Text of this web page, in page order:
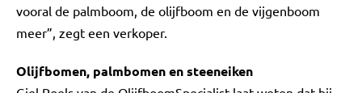
vooral de palmboom, de olijfboom en de vijgenboom
meer”, zegt een verkoper.
Olijfbomen, palmbomen en steeneiken